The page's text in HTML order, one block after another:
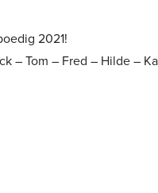
2021!
– Tom – Fred – Hilde –